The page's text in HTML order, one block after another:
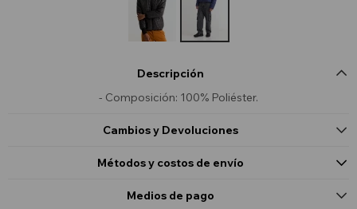
Descripción
- Composición: 100% Poliéster.
Cambios y Devoluciones
Métodos y costos de envío
Medios de pago